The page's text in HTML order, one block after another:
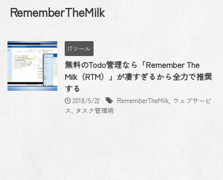
RememberTheMilk
ITツール
無料のTodo管理なら「Remember The
Milk（RTM）」が凄すぎるから全力で推奨
する
2018/9/22 RememberTheMilk, ウェブサービ
ス, タスク管理術